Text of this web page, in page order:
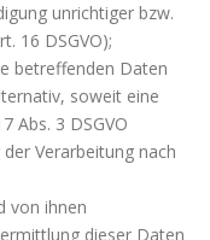
unrichtiger bzw.
16 DSGVO);
betreffenden Daten
soweit eine
Abs. 3 DSGVO
Verarbeitung nach
von ihnen
dieser Daten